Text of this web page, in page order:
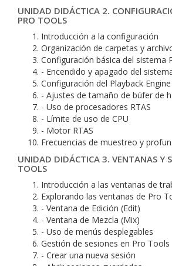
UNIDAD DIDÁCTICA 2.
PRO TOOLS
Introducción a la configuración
Organización de carpetas y
Configuración básica del sistema
- Encendido y apagado del
Configuración del Playback Engine
- Ajustes de tamaño de búfer de
- Uso de procesadores RTAS
- Límite de uso de CPU
- Motor RTAS
Frecuencias de muestreo y
UNIDAD DIDÁCTICA 3. VENTANAS Y
TOOLS
Introducción a las ventanas de
Explorando las ventanas de Pro
- Ventana de Edición (Edit)
- Ventana de Mezcla (Mix)
- Uso de menús desplegables
Gestión de sesiones en Pro Tools
- Crear una nueva sesión